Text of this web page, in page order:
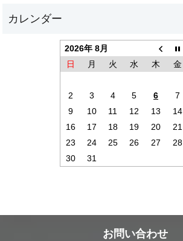
2026年 8月
日
月 火 水 木 金
2
3 4 5 6 7
9
10 11 12 13 14
16
17 18 19 20 21
23
24 25 26 27 28
30
31
お問い合わせ